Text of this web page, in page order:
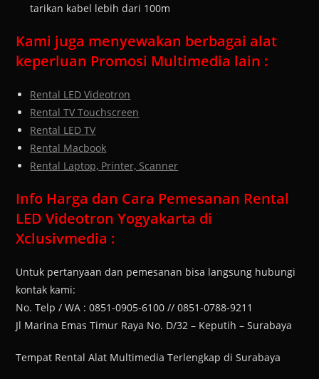
tarikan kabel lebih dari 100m
Kami juga menyewakan berbagai alat
keperluan Promosi Multimedia lain :
Rental LED Videotron
Rental TV Touchscreen
Rental LED TV
Rental Macbook
Rental Laptop, Printer, Scanner
Info Harga dan Cara Pemesanan Rental
LED Videotron Yogyakarta di
Xclusivmedia :
Untuk pertanyaan dan pemesanan bisa langsung hubungi
kontak kami:
No. Telp / WA : 0851-0905-6100 // 0851-0788-9211
Jl Marina Emas Timur Raya No. D/32 – Keputih – Surabaya
Tempat Rental Alat Multimedia Terlengkap di Surabaya